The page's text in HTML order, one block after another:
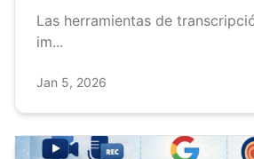
Las herramientas de
im...
Jan 5, 2026